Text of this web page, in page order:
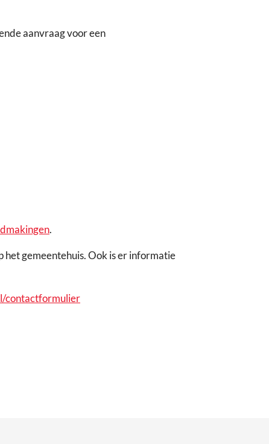
aanvraag voor een
.
het gemeentehuis. Ook is er informatie
contactformulier